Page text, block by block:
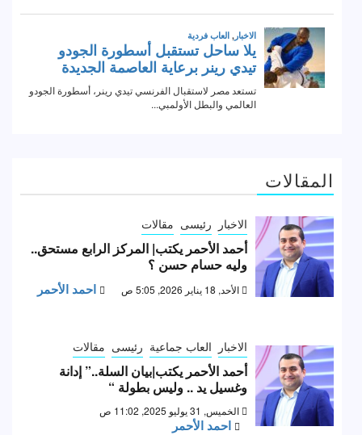
المقالات
الاخبار رئيسى مقالات
أحمد الأحمر يكتب| المركز الرابع مستحق..
وليه حسام حسن ؟
الأحد, 18 يناير 2026, 5:05 ص احمد الأحمر
الاخبار العاب جماعية رئيسى مقالات
أحمد الأحمر يكتب|بيان السلة..” إدانة
وغسيل يد .. وليس بطولة “
الخميس, 31 يوليو 2025, 11:02 ص
احمد الأحمر